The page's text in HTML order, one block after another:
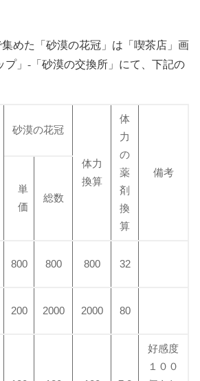
めた「砂漠の花冠」は「喫茶店」画
プ」-「砂漠の交換所」にて、下記の
砂漠の花冠
体力
換算
体
力
の
薬
剤
換
算
備考
単
価
総数
800 800 800 32
200 2000 2000 80
好感度
１００